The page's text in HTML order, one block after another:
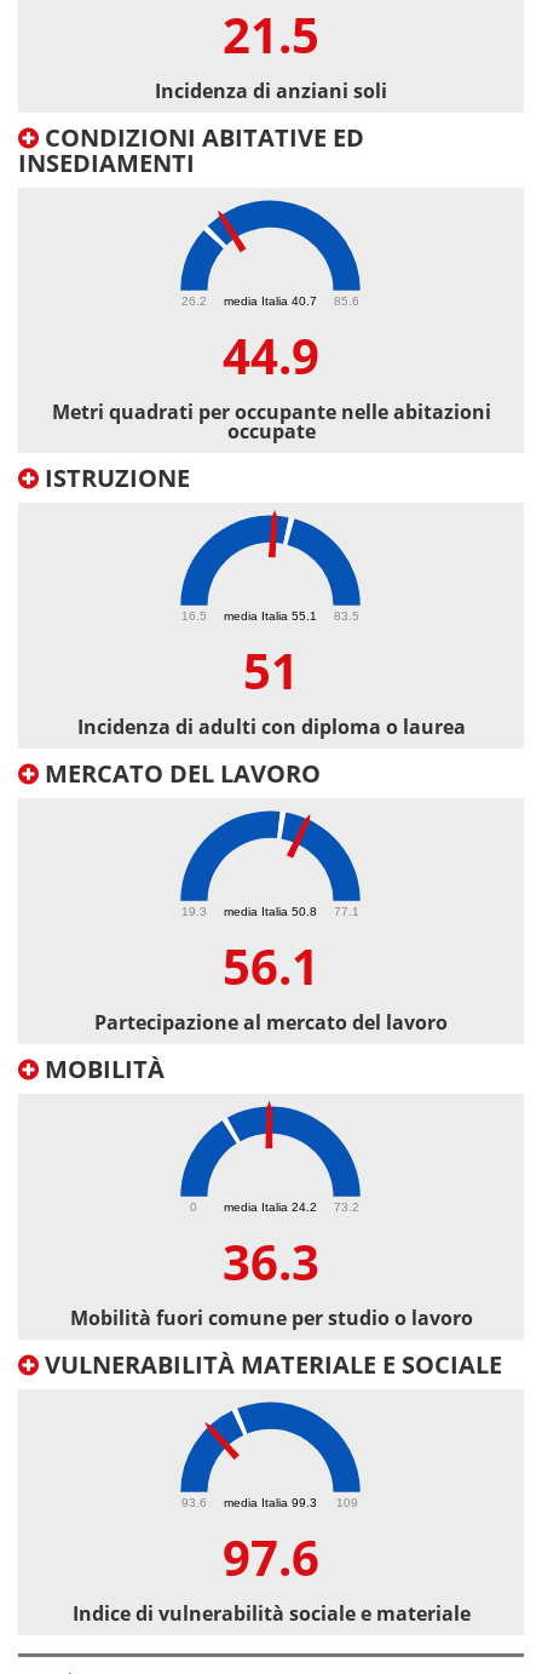
21.5
Incidenza di anziani soli
CONDIZIONI ABITATIVE ED
INSEDIAMENTI
media Italia 40.7
26.2 85.6
44.9
Metri quadrati per occupante nelle abitazioni
occupate
ISTRUZIONE
media Italia 55.1
16.5 83.5
51
Incidenza di adulti con diploma o laurea
MERCATO DEL LAVORO
media Italia 50.8
19.3 77.1
56.1
Partecipazione al mercato del lavoro
MOBILITÀ
media Italia 24.2
0 73.2
36.3
Mobilità fuori comune per studio o lavoro
VULNERABILITÀ MATERIALE E SOCIALE
media Italia 99.3
93.6 109
97.6
Indice di vulnerabilità sociale e materiale